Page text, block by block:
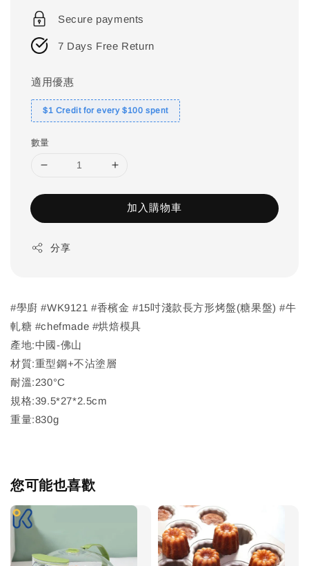
price
Secure payments
7 Days Free Return
適用優惠
$1 Credit for every $100 spent
數量
加入購物車
分享
#學廚 #WK9121 #香檳金 #15吋淺款長方形烤盤(糖果盤) #牛
軋糖 #chefmade #烘焙模具
產地:中國-佛山
材質:重型鋼+不沾塗層
耐溫:230°C
規格:39.5*27*2.5cm
重量:830g
您可能也喜歡